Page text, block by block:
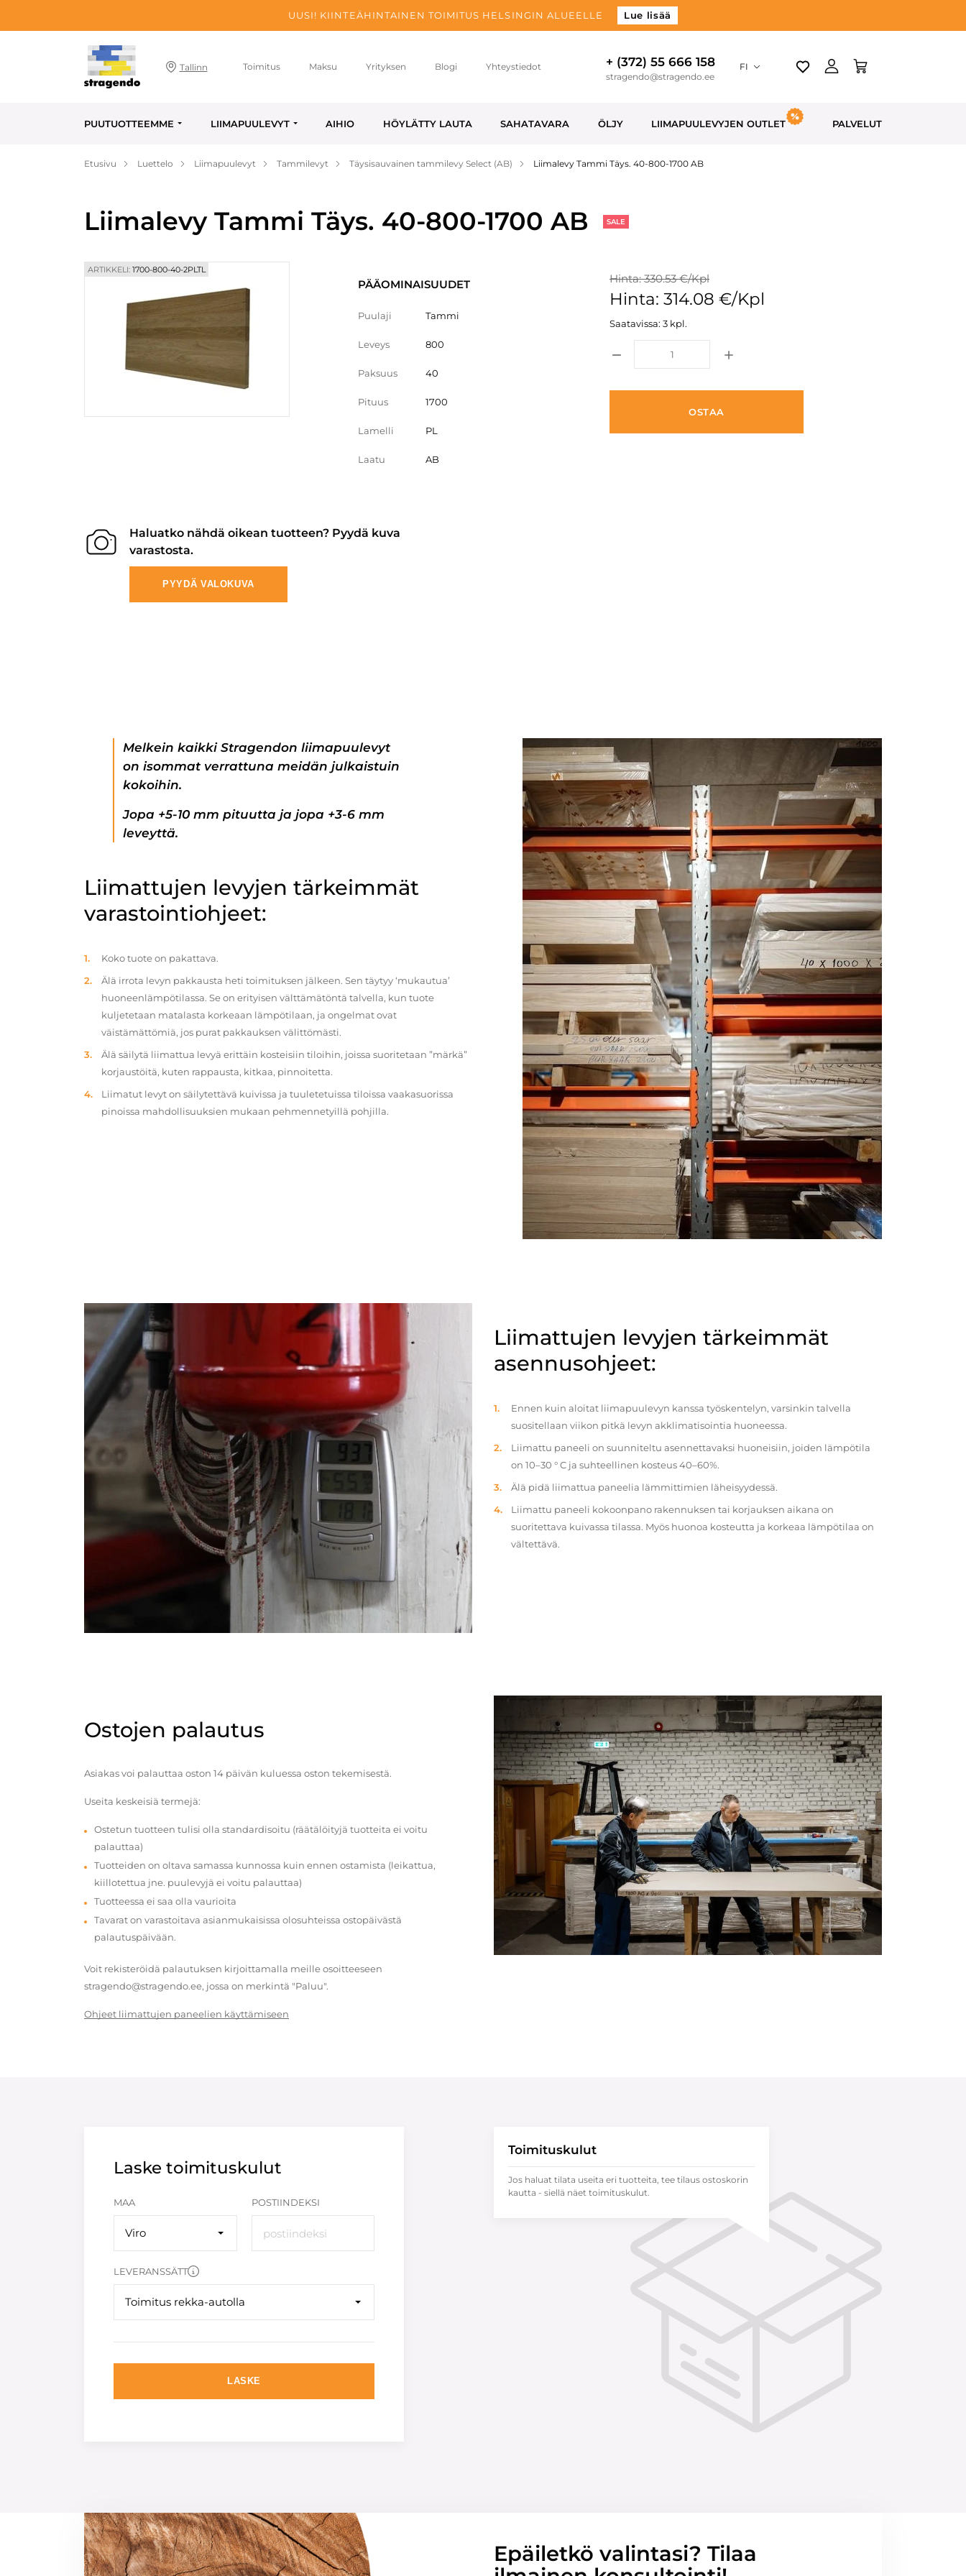
UUSI! KIINTEÄHINTAINEN TOIMITUS HELSINGIN ALUEELLE Lue lisää
Tallinn Toimitus Maksu Yrityksen Blogi Yhteystiedot + (372) 55 666 158
stragendo@stragendo.ee
FI
PUUTUOTTEEMME LIIMAPUULEVYT AIHIO HÖYLÄTTY LAUTA SAHATAVARA ÖLJY LIIMAPUULEVYJEN OUTLET PALVELUT
Etusivu Luettelo Liimapuulevyt Tammilevyt Täysisauvainen tammilevy Select (AB) Liimalevy Tammi Täys. 40-800-1700 AB
Liimalevy Tammi Täys. 40-800-1700 AB SALE
ARTIKKELI: 1700-800-40-2PLTL
PÄÄOMINAISUUDET
Puulaji Tammi
Leveys 800
Paksuus 40
Pituus 1700
Lamelli PL
Laatu AB
Hinta: 330.53 €/Kpl
Hinta: 314.08 €/Kpl
Saatavissa: 3 kpl.
OSTAA
Haluatko nähdä oikean tuotteen? Pyydä kuva
varastosta.
PYYDÄ VALOKUVA
Melkein kaikki Stragendon liimapuulevyt
on isommat verrattuna meidän julkaistuin
kokoihin.
Jopa +5-10 mm pituutta ja jopa +3-6 mm
leveyttä.
Liimattujen levyjen tärkeimmät
varastointiohjeet:
Koko tuote on pakattava.
Älä irrota levyn pakkausta heti toimituksen jälkeen. Sen täytyy ‘mukautua’
huoneenlämpötilassa. Se on erityisen välttämätöntä talvella, kun tuote
kuljetetaan matalasta korkeaan lämpötilaan, ja ongelmat ovat
väistämättömiä, jos purat pakkauksen välittömästi.
Älä säilytä liimattua levyä erittäin kosteisiin tiloihin, joissa suoritetaan ”märkä”
korjaustöitä, kuten rappausta, kitkaa, pinnoitetta.
Liimatut levyt on säilytettävä kuivissa ja tuuletetuissa tiloissa vaakasuorissa
pinoissa mahdollisuuksien mukaan pehmennetyillä pohjilla.
Liimattujen levyjen tärkeimmät
asennusohjeet:
Ennen kuin aloitat liimapuulevyn kanssa työskentelyn, varsinkin talvella
suositellaan viikon pitkä levyn akklimatisointia huoneessa.
Liimattu paneeli on suunniteltu asennettavaksi huoneisiin, joiden lämpötila
on 10–30 ° C ja suhteellinen kosteus 40–60%.
Älä pidä liimattua paneelia lämmittimien läheisyydessä.
Liimattu paneeli kokoonpano rakennuksen tai korjauksen aikana on
suoritettava kuivassa tilassa. Myös huonoa kosteutta ja korkeaa lämpötilaa on
vältettävä.
Ostojen palautus
Asiakas voi palauttaa oston 14 päivän kuluessa oston tekemisestä.
Useita keskeisiä termejä:
Ostetun tuotteen tulisi olla standardisoitu (räätälöityjä tuotteita ei voitu
palauttaa)
Tuotteiden on oltava samassa kunnossa kuin ennen ostamista (leikattua,
kiillotettua jne. puulevyjä ei voitu palauttaa)
Tuotteessa ei saa olla vaurioita
Tavarat on varastoitava asianmukaisissa olosuhteissa ostopäivästä
palautuspäivään.
Voit rekisteröidä palautuksen kirjoittamalla meille osoitteeseen
stragendo@stragendo.ee, jossa on merkintä "Paluu".
Ohjeet liimattujen paneelien käyttämiseen
Laske toimituskulut
MAA
Viro
POSTIINDEKSI
LEVERANSSÄTT
Toimitus rekka-autolla
LASKE
Toimituskulut
Jos haluat tilata useita eri tuotteita, tee tilaus ostoskorin
kautta - siellä näet toimituskulut.
Epäiletkö valintasi? Tilaa